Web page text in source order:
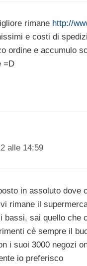
rimane http://
e costi di
ordine e accumulo
=D
alle 14:59
in assoluto dove
rimane il
bassi, sai quello che
cè sempre il
i suoi 3000 negozi
io preferisco